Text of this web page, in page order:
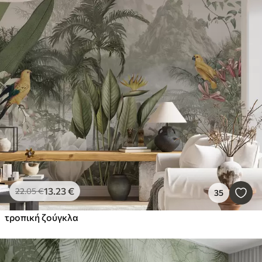
22.05€13.23€ 35
τροπική ζούγκλα